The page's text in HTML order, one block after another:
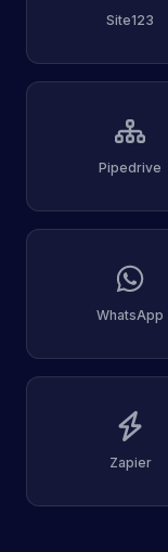
Site123
Pipedrive
WhatsApp
Zapier